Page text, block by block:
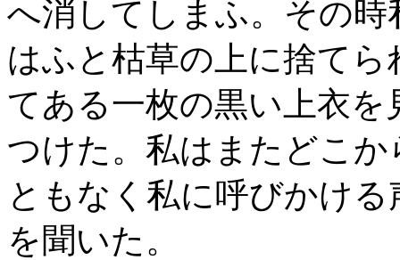
へ消してしまふ。その時
はふと枯草の上に捨てら
てある一枚の黒い上衣を
つけた。私はまたどこか
ともなく私に呼びかける
を聞いた。